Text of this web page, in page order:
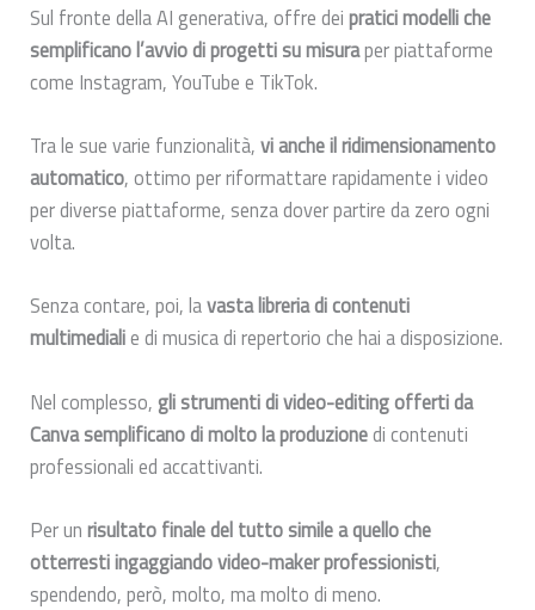
Sul fronte della AI generativa, offre deipratici modelli che
semplificano l’avvio di progetti su misuraper piattaforme
come Instagram, YouTube e TikTok.
Tra le sue varie funzionalità,vi anche il ridimensionamento
automatico, ottimo per riformattare rapidamente i video
per diverse piattaforme, senza dover partire da zero ogni
volta.
Senza contare, poi, lavasta libreria di contenuti
multimedialie di musica di repertorio che hai a disposizione.
Nel complesso, gli strumenti di video-editing offerti da
Canva semplificano di molto la produzionedi contenuti
professionali ed accattivanti.
Per un risultato finale del tutto simile a quello che
otterresti ingaggiando video-maker professionisti,
spendendo, però, molto, ma molto di meno.